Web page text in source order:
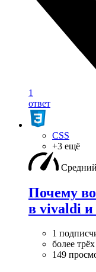
1
ответ
CSS
+3 ещё
Средний
Почему
в vivaldi и
1
более
149